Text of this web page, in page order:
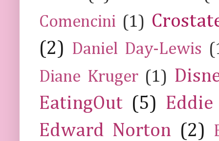
Comencini (1)
(2) Daniel Day-Lewis
Diane Kruger (1)
EatingOut (5) Eddie
Edward Norton (2)